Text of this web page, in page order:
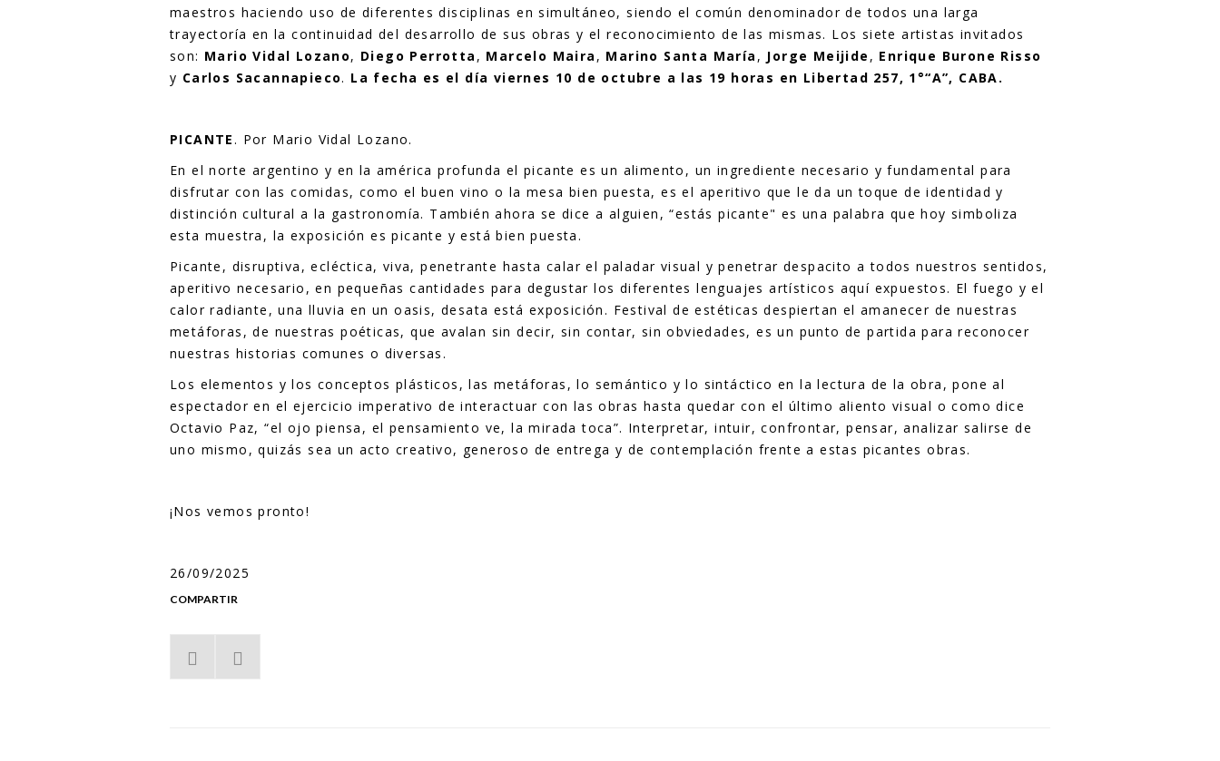
maestros haciendo uso de diferentes disciplinas en simultáneo, siendo el común denominador de todos una larga
trayectoría en la continuidad del desarrollo de sus obras y el reconocimiento de las mismas. Los siete artistas invitados
son: Mario Vidal Lozano, Diego Perrotta , Marcelo Maira , Marino Santa María , Jorge Meijide , Enrique Burone Risso
y Carlos Sacannapieco. La fecha es el día viernes 10 de octubre a las 19 horas en Libertad 257, 1°“A”, CABA.
PICANTE . Por Mario Vidal Lozano.
En el norte argentino y en la américa profunda el picante es un alimento, un ingrediente necesario y fundamental para
disfrutar con las comidas, como el buen vino o la mesa bien puesta, es el aperitivo que le da un toque de identidad y
distinción cultural a la gastronomía. También ahora se dice a alguien, “estás picante" es una palabra que hoy simboliza
esta muestra, la exposición es picante y está bien puesta.
Picante, disruptiva, ecléctica, viva, penetrante hasta calar el paladar visual y penetrar despacito a todos nuestros sentidos,
aperitivo necesario, en pequeñas cantidades para degustar los diferentes lenguajes artísticos aquí expuestos. El fuego y el
calor radiante, una lluvia en un oasis, desata está exposición. Festival de estéticas despiertan el amanecer de nuestras
metáforas, de nuestras poéticas, que avalan sin decir, sin contar, sin obviedades, es un punto de partida para reconocer
nuestras historias comunes o diversas.
Los elementos y los conceptos plásticos, las metáforas, lo semántico y lo sintáctico en la lectura de la obra, pone al
espectador en el ejercicio imperativo de interactuar con las obras hasta quedar con el último aliento visual o como dice
Octavio Paz, “el ojo piensa, el pensamiento ve, la mirada toca”. Interpretar, intuir, confrontar, pensar, analizar salirse de
uno mismo, quizás sea un acto creativo, generoso de entrega y de contemplación frente a estas picantes obras.
¡Nos vemos pronto!
26/09/2025
COMPARTIR